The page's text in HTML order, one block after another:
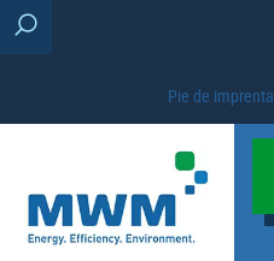
Pie de imprenta